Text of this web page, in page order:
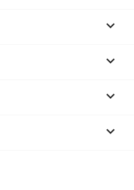



keyboard_arrow_down